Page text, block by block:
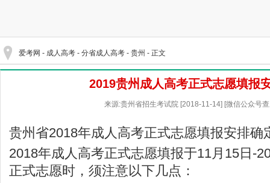
爱考网 - 成人高考 - 分省成人高考 - 贵州 - 正文
2019贵州成人高考正式志愿填报
来源:贵州省招生考试院 [2018-11-14] [微信公众号
贵州省2018年成人高考正式志愿填报安排确
2018年成人高考正式志愿填报于11月15日-
正式志愿时，须注意以下几点：